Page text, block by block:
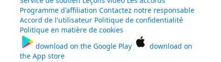
Programme d'affiliation Contactez notre responsable
Accord de l'utilisateur Politique de confidentialité
Politique en matière de cookies
download on the Google Play
download on
the App store